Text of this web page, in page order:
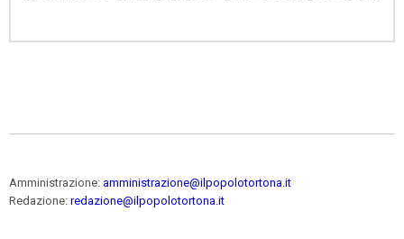
Amministrazione: amministrazione@ilpopolotortona.it
Redazione: redazione@ilpopolotortona.it